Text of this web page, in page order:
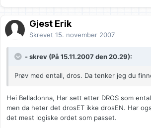
Gjest Erik
Skrevet 15. november 2007
- skrev (På 15.11.2007 den 20.29):
Prøv med entall, dros. Da tenker jeg du
Hei Belladonna, Har sett etter DROS som
men da heter det drosET ikke drosEN. Har
det mest logiske ordet som passet.